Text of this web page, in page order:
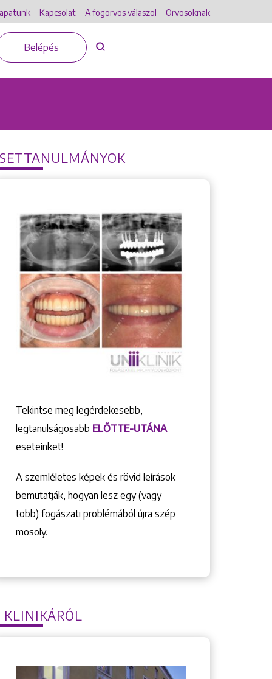
Kapcsolat A fogorvos válaszol Orvosoknak
Belépés
Tekintse meg legérdekesebb,
legtanulságosabb ELŐTTE-UTÁNA
eseteinket!
A szemléletes képek és rövid leírások
bemutatják, hogyan lesz egy (vagy
több) fogászati problémából újra szép
mosoly.
KLINIKÁRÓL